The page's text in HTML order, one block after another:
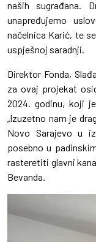
naših sugrađana.
unapređujemo
načelnica Karić, te
uspješnoj saradnji.
Direktor Fonda,
za ovaj projekat
2024. godinu, koji
„Izuzetno nam je
Novo Sarajevo u
posebno u
rasteretiti glavni
Bevanda.